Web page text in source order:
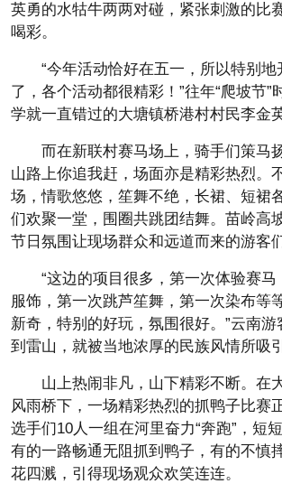
英勇的水牯牛两两对碰，紧张刺激的比
喝彩。
“今年活动恰好在五一，所以特别
了，各个活动都很精彩！”往年“爬坡节”
学就一直错过的大塘镇桥港村村民李金
而在新联村赛马场上，骑手们策马
山路上你追我赶，场面亦是精彩热烈。
场，情歌悠悠，笙舞不绝，长裙、短裙
们欢聚一堂，围圈共跳团结舞。苗岭高
节日氛围让现场群众和远道而来的游客
“这边的项目很多，第一次体验赛
服饰，第一次跳芦笙舞，第一次染布等
新奇，特别的好玩，氛围很好。”云南
到雷山，就被当地浓厚的民族风情所吸
山上热闹非凡，山下精彩不断。在
风雨桥下，一场精彩热烈的抓鸭子比赛
选手们10人一组在河里奋力“奔跑”，短
有的一路畅通无阻抓到鸭子，有的不慎
花四溅，引得现场观众欢笑连连。